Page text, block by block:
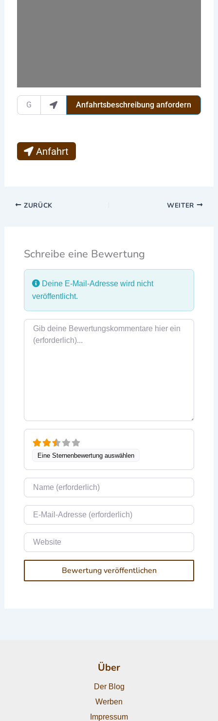
Gib deinen Standort ein.Anfahrtsbeschreibung anfordern
Anfahrt
ZURÜCK WEITER
Schreibe eine Bewertung
Deine E-Mail-Adresse wird nicht
veröffentlicht.
Rezensionstext
Eine Sternenbewertung auswählen
Name
E-Mail
Website
Über
Der Blog
Werben
Impressum